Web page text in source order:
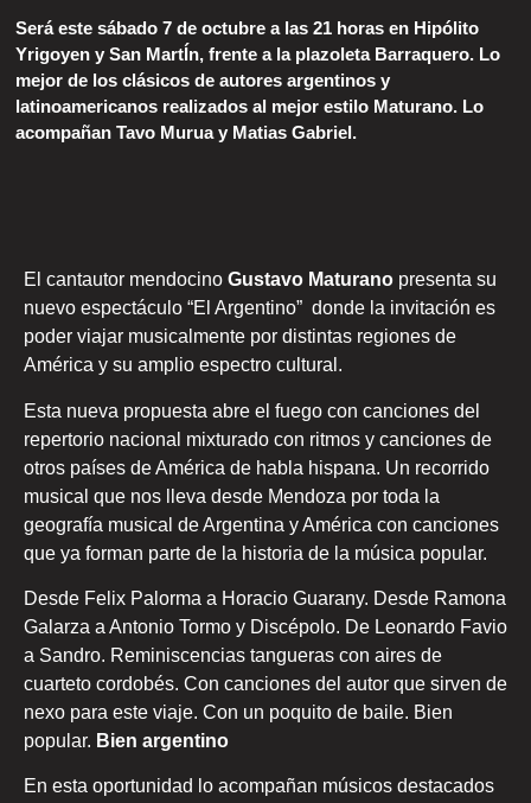
Será este sábado 7 de octubre a las 21 horas en Hipólito
Yrigoyen y San MartÍn, frente a la plazoleta Barraquero. Lo
mejor de los clásicos de autores argentinos y
latinoamericanos realizados al mejor estilo Maturano. Lo
acompañan Tavo Murua y Matias Gabriel.
El cantautor mendocino Gustavo Maturano presenta su
nuevo espectáculo “El Argentino” donde la invitación es
poder viajar musicalmente por distintas regiones de
América y su amplio espectro cultural.
Esta nueva propuesta abre el fuego con canciones del
repertorio nacional mixturado con ritmos y canciones de
otros países de América de habla hispana. Un recorrido
musical que nos lleva desde Mendoza por toda la
geografía musical de Argentina y América con canciones
que ya forman parte de la historia de la música popular.
Desde Felix Palorma a Horacio Guarany. Desde Ramona
Galarza a Antonio Tormo y Discépolo. De Leonardo Favio
a Sandro. Reminiscencias tangueras con aires de
cuarteto cordobés. Con canciones del autor que sirven de
nexo para este viaje. Con un poquito de baile. Bien
popular. Bien argentino
En esta oportunidad lo acompañan músicos destacados